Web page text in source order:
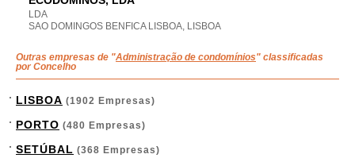
LDA
SAO DOMINGOS BENFICA LISBOA, LISBOA
Outras empresas de "Administração de condomínios" classificadas
por Concelho
LISBOA (1902 Empresas)
PORTO (480 Empresas)
SETÚBAL (368 Empresas)